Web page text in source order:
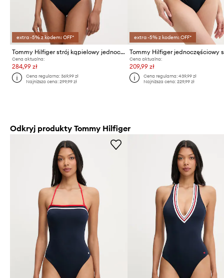
extra -5% z kodem: OFF*
Tommy Hilfiger strój kąpielowy jednoczęściowy damski
Cena aktualna:
284,99 zł
Cena regularna:369,99 zł
Najniższa cena:299,99 zł
extra -5% z kodem: OFF*
Cena aktualna:
209,99 zł
Cena regularna: 439,99 zł
Najniższa cena: 229,99 zł
Odkryj produkty Tommy Hilfiger